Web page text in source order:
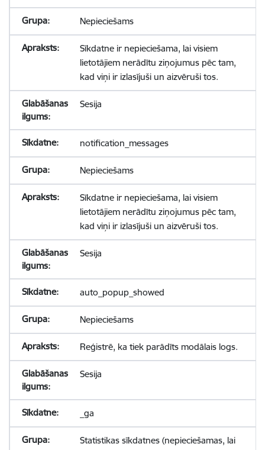
Nepieciešams
Sīkdatne ir nepieciešama, lai visiem
lietotājiem nerādītu ziņojumus pēc tam,
kad viņi ir izlasījuši un aizvēruši tos.
Sesija
notification_messages
Nepieciešams
Sīkdatne ir nepieciešama, lai visiem
lietotājiem nerādītu ziņojumus pēc tam,
kad viņi ir izlasījuši un aizvēruši tos.
Sesija
auto_popup_showed
Nepieciešams
Reģistrē, ka tiek parādīts modālais logs.
Sesija
_ga
Statistikas sīkdatnes (nepieciešamas, lai